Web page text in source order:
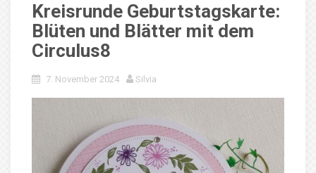
Kreisrunde Geburtstagskarte:
Blüten und Blätter mit dem
Circulus8
7. November 2024 Silvia